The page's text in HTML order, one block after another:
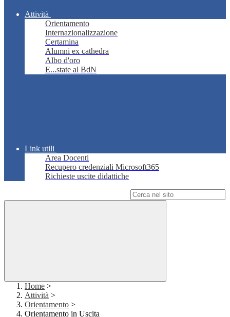
Attività
Orientamento
Internazionalizzazione
Certamina
Alumni ex cathedra
Albo d'oro
E...state al BdN
Link utili
Area Docenti
Recupero credenziali Microsoft365
Richieste uscite didattiche
Home >
Attività >
Orientamento >
Orientamento in Uscita